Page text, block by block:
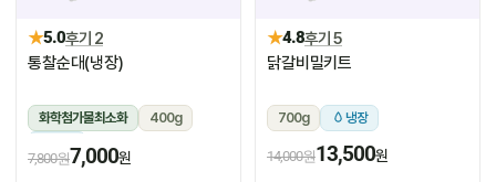
★5.0후기 2
통찰순대(냉장)
화학첨가물최소화
400g
냉장
7,800원7,000원
★4.8후기 5
닭갈비밀키트
700g 냉장
14,000원13,500원